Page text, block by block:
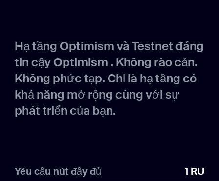
Hạ tầng Optimism và Testnet đáng
tin cậy Optimism . Không rào cản.
Không phức tạp. Chỉ là hạ tầng có
khả năng mở rộng cùng với sự
phát triển của bạn.
Yêu cầu nút đầy đủ
1 RU